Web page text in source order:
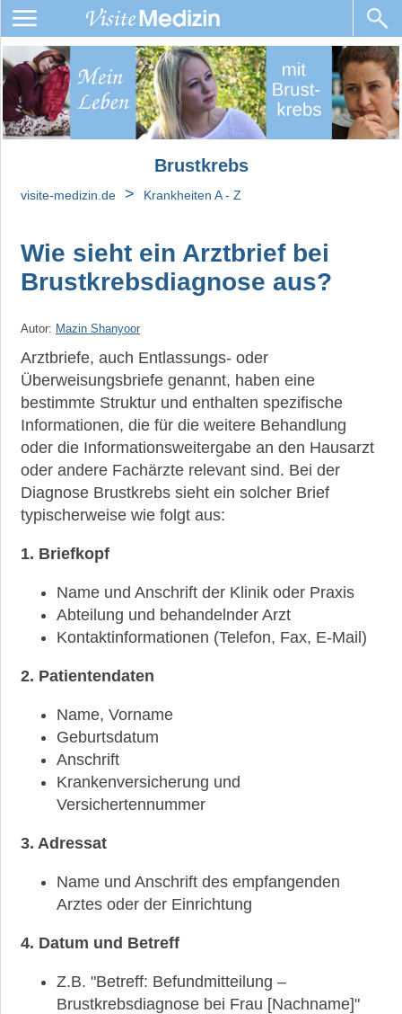
Brustkrebs
visite-medizin.de > Krankheiten A - Z
Wie sieht ein Arztbrief bei
Brustkrebsdiagnose aus?
Autor: Mazin Shanyoor
Arztbriefe, auch Entlassungs- oder
Überweisungsbriefe genannt, haben eine
bestimmte Struktur und enthalten spezifische
Informationen, die für die weitere Behandlung
oder die Informationsweitergabe an den Hausarzt
oder andere Fachärzte relevant sind. Bei der
Diagnose Brustkrebs sieht ein solcher Brief
typischerweise wie folgt aus:
1. Briefkopf
Name und Anschrift der Klinik oder Praxis
Abteilung und behandelnder Arzt
Kontaktinformationen (Telefon, Fax, E-Mail)
2. Patientendaten
Name, Vorname
Geburtsdatum
Anschrift
Krankenversicherung und
Versichertennummer
3. Adressat
Name und Anschrift des empfangenden
Arztes oder der Einrichtung
4. Datum und Betreff
Z.B. "Betreff: Befundmitteilung –
Brustkrebsdiagnose bei Frau [Nachname]"
Brustkrebs
Brustkrebsarten
Ursachen,
und
Brustkrebs
Warum
BRCA-
Mutation
Brustkrebsrisiko?
Der
Umgang
mit
einer
BRCA-
Mutation
Vererbung
BRCA-
Mutation
Vorbeugende
der
bei
BRCA-
Mutation
Arztbrief
bei
Brustkrebsdiagnose
Tut
eine
Brustbiopsie
lange
dauert